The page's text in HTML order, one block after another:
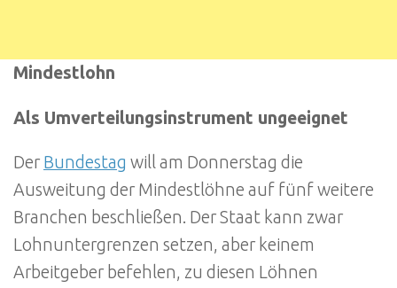
Mindestlohn
Als Umverteilungsinstrument ungeeignet
Der Bundestag will am Donnerstag die
Ausweitung der Mindestlöhne auf fünf weitere
Branchen beschließen. Der Staat kann zwar
Lohnuntergrenzen setzen, aber keinem
Arbeitgeber befehlen, zu diesen Löhnen